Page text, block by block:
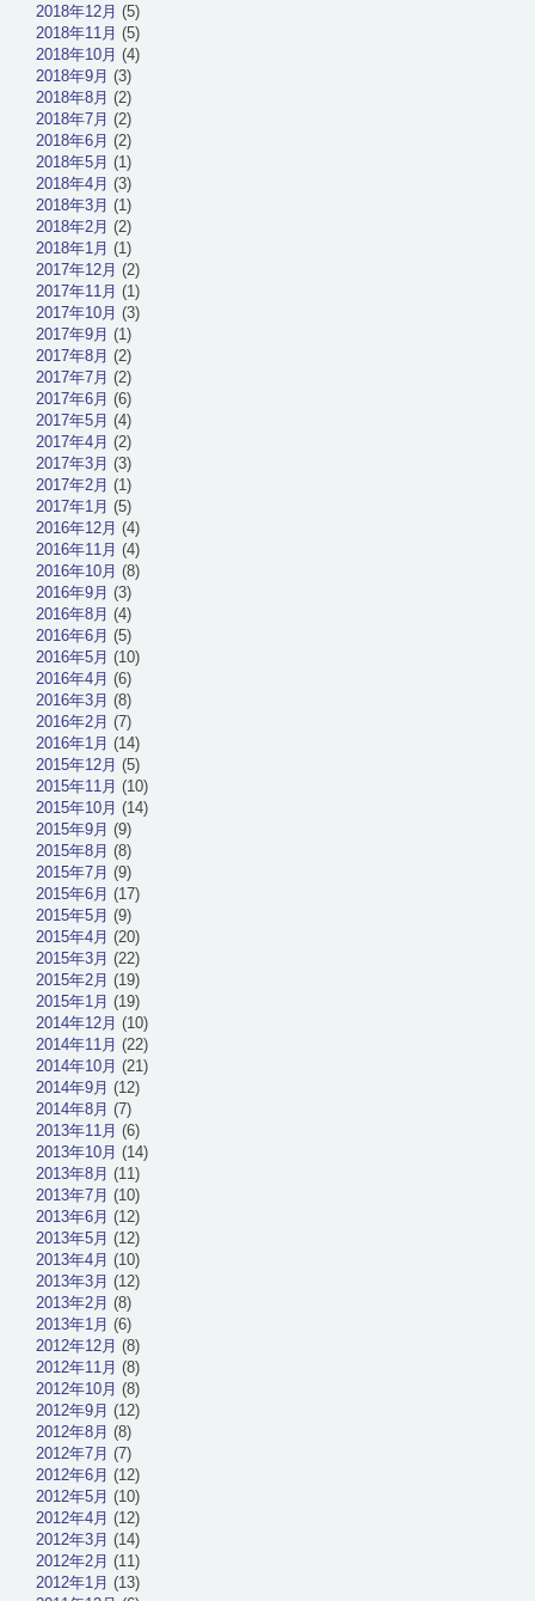
2018年12月 (5)
2018年11月 (5)
2018年10月 (4)
2018年9月 (3)
2018年8月 (2)
2018年7月 (2)
2018年6月 (2)
2018年5月 (1)
2018年4月 (3)
2018年3月 (1)
2018年2月 (2)
2018年1月 (1)
2017年12月 (2)
2017年11月 (1)
2017年10月 (3)
2017年9月 (1)
2017年8月 (2)
2017年7月 (2)
2017年6月 (6)
2017年5月 (4)
2017年4月 (2)
2017年3月 (3)
2017年2月 (1)
2017年1月 (5)
2016年12月 (4)
2016年11月 (4)
2016年10月 (8)
2016年9月 (3)
2016年8月 (4)
2016年6月 (5)
2016年5月 (10)
2016年4月 (6)
2016年3月 (8)
2016年2月 (7)
2016年1月 (14)
2015年12月 (5)
2015年11月 (10)
2015年10月 (14)
2015年9月 (9)
2015年8月 (8)
2015年7月 (9)
2015年6月 (17)
2015年5月 (9)
2015年4月 (20)
2015年3月 (22)
2015年2月 (19)
2015年1月 (19)
2014年12月 (10)
2014年11月 (22)
2014年10月 (21)
2014年9月 (12)
2014年8月 (7)
2013年11月 (6)
2013年10月 (14)
2013年8月 (11)
2013年7月 (10)
2013年6月 (12)
2013年5月 (12)
2013年4月 (10)
2013年3月 (12)
2013年2月 (8)
2013年1月 (6)
2012年12月 (8)
2012年11月 (8)
2012年10月 (8)
2012年9月 (12)
2012年8月 (8)
2012年7月 (7)
2012年6月 (12)
2012年5月 (10)
2012年4月 (12)
2012年3月 (14)
2012年2月 (11)
2012年1月 (13)